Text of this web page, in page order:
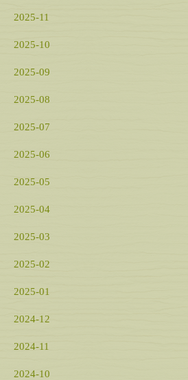
2025-11
2025-10
2025-09
2025-08
2025-07
2025-06
2025-05
2025-04
2025-03
2025-02
2025-01
2024-12
2024-11
2024-10